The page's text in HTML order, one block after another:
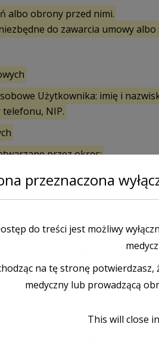
albo obrony przed nimi.
do zawarcia umowy
Użytkownika: imię i
NIP.
przez okres:
wykonanie umowy – do
zgoda – do momentu jej
6 lat, a dla roszczeń o
gospodarczej – 3 lata (jeśli
przekazywane: podmiotom
podmiotom współpracującym z
przeznaczona
do treści jest możliwy
na tę stronę
medyczny lub prowadzącą
This will close in